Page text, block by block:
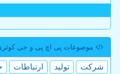
موضوعات پی اچ پی و جی
شركت تولید ارتباطات